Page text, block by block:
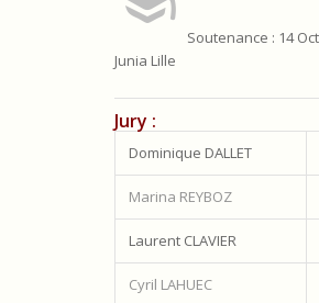
Soutenance : 14
Junia Lille
Jury :
Dominique DALLET
Marina REYBOZ
Laurent CLAVIER
Cyril LAHUEC